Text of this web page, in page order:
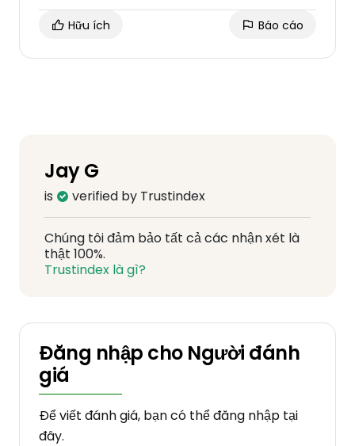
Hữu ích Báo cáo
Jay G
is verified by Trustindex
Chúng tôi đảm bảo tất cả các nhận xét là
thật 100%.
Trustindex là gì?
Đăng nhập cho Người đánh
giá
Để viết đánh giá, bạn có thể đăng nhập tại
đây.